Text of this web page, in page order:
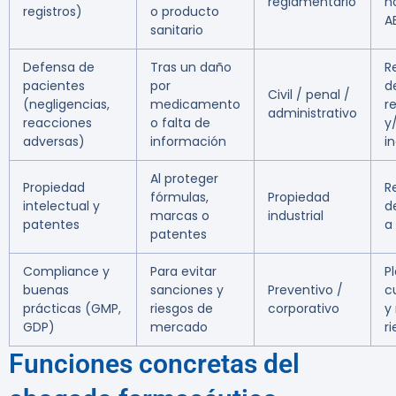
registros)
o producto
sanitario
Defensa de
pacientes
(negligencias,
reacciones
adversas)
Tras un daño
por
medicamento
o falta de
información
Civil / penal /
administrativo
Propiedad
intelectual y
patentes
Al proteger
fórmulas,
marcas o
patentes
Propiedad
industrial
a
Compliance y
buenas
prácticas (GMP,
GDP)
Para evitar
sanciones y
riesgos de
mercado
Preventivo /
corporativo
y
Funciones concretas del